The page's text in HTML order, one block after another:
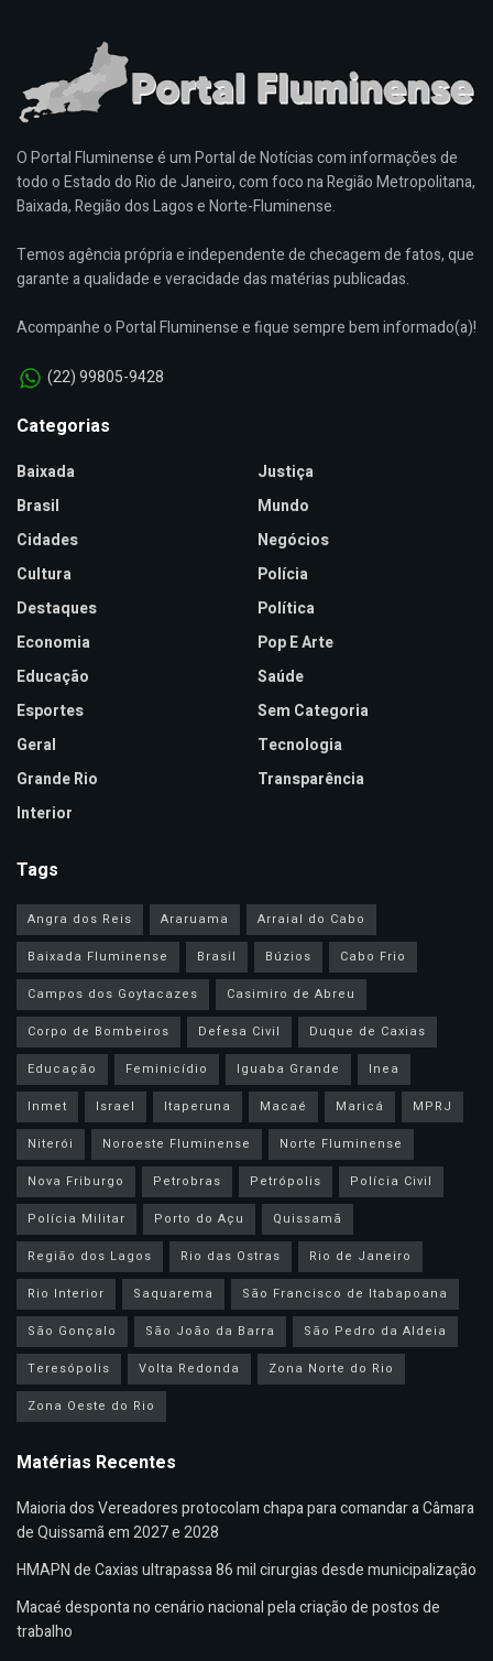
O Portal Fluminense é um Portal de Notícias com informações de
todo o Estado do Rio de Janeiro, com foco na Região Metropolitana,
Baixada, Região dos Lagos e Norte-Fluminense.
Temos agência própria e independente de checagem de fatos, que
garante a qualidade e veracidade das matérias publicadas.
Acompanhe o Portal Fluminense e fique sempre bem informado(a)!
(22) 99805-9428
Categorias
Baixada
Brasil
Cidades
Cultura
Destaques
Economia
Educação
Esportes
Geral
Grande Rio
Interior
Justiça
Mundo
Negócios
Polícia
Política
Pop E Arte
Saúde
Sem Categoria
Tecnologia
Transparência
Tags
Angra dos Reis Araruama
Arraial do Cabo
Baixada Fluminense
Brasil Búzios
Cabo Frio
Campos dos Goytacazes
Casimiro de Abreu
Corpo de Bombeiros
Defesa Civil
Duque de Caxias
Educação
Feminicídio Iguaba Grande
Inea
Inmet
Israel Itaperuna Macaé Maricá
MPRJ
Niterói
Noroeste Fluminense
Norte Fluminense
Nova Friburgo
Petrobras Petrópolis
Polícia Civil
Polícia Militar
Porto do Açu
Quissamã
Região dos Lagos
Rio das Ostras
Rio de Janeiro
Rio Interior
Saquarema
São Francisco de Itabapoana
São Gonçalo
São João da Barra
São Pedro da Aldeia
Teresópolis
Volta Redonda
Zona Norte do Rio
Zona Oeste do Rio
Matérias Recentes
Maioria dos Vereadores protocolam chapa para comandar a Câmara
de Quissamã em 2027 e 2028
HMAPN de Caxias ultrapassa 86 mil cirurgias desde municipalização
Macaé desponta no cenário nacional pela criação de postos de
trabalho